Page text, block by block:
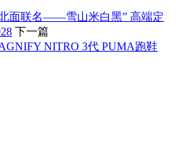
面联名——雪山米白黑” 高端定
下一篇
NITRO 3代 PUMA跑鞋